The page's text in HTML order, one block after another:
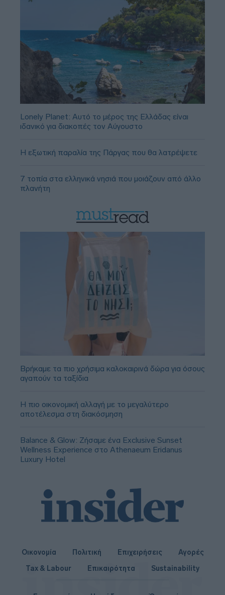
Lonely Planet: Αυτό το μέρος της Ελλάδας είναι
ιδανικό για διακοπές τον Αύγουστο
Η εξωτική παραλία της Πάργας που θα λατρέψετε
7 τοπία στα ελληνικά νησιά που μοιάζουν από άλλο
πλανήτη
Βρήκαμε τα πιο χρήσιμα καλοκαιρινά δώρα για όσους
αγαπούν τα ταξίδια
Η πιο οικονομική αλλαγή με το μεγαλύτερο
αποτέλεσμα στη διακόσμηση
Balance & Glow: Ζήσαμε ένα Exclusive Sunset
Wellness Experience στο Athenaeum Eridanus
Luxury Hotel
Οικονομία Πολιτική Επιχειρήσεις
Αγορές
Tax & Labour
Επικαιρότητα Sustainability